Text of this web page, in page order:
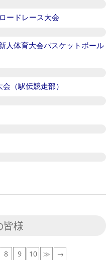
ードレース大会
人体育大会バスケットボール
（駅伝競走部）
皆様
8 9 10 ≫ →